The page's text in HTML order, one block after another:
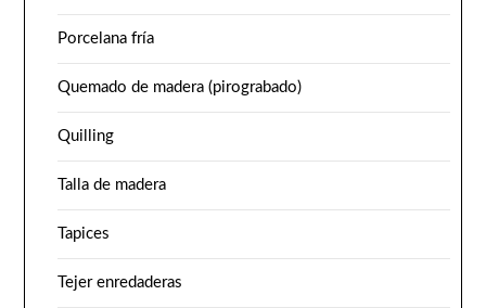
Porcelana fría
Quemado de madera (pirograbado)
Quilling
Talla de madera
Tapices
Tejer enredaderas